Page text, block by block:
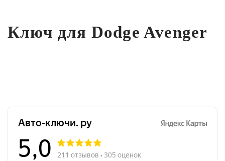
Ключ для Dodge Avenger